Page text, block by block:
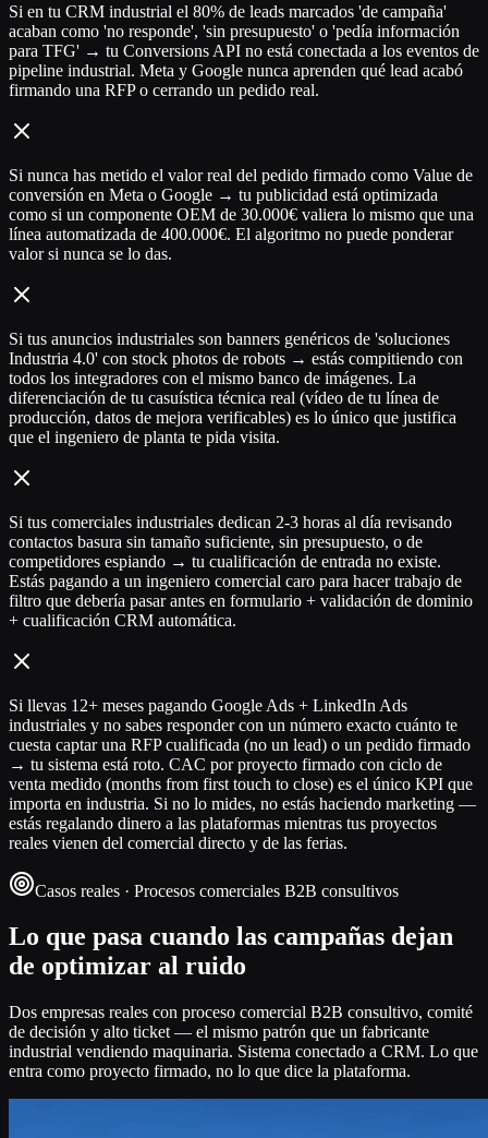
Si en tu CRM industrial el 80% de leads marcados 'de campaña'
acaban como 'no responde', 'sin presupuesto' o 'pedía información
para TFG' → tu Conversions API no está conectada a los eventos de
pipeline industrial. Meta y Google nunca aprenden qué lead acabó
firmando una RFP o cerrando un pedido real.
Si nunca has metido el valor real del pedido firmado como Value de
conversión en Meta o Google → tu publicidad está optimizada
como si un componente OEM de 30.000€ valiera lo mismo que una
línea automatizada de 400.000€. El algoritmo no puede ponderar
valor si nunca se lo das.
Si tus anuncios industriales son banners genéricos de 'soluciones
Industria 4.0' con stock photos de robots → estás compitiendo con
todos los integradores con el mismo banco de imágenes. La
diferenciación de tu casuística técnica real (vídeo de tu línea de
producción, datos de mejora verificables) es lo único que justifica
que el ingeniero de planta te pida visita.
Si tus comerciales industriales dedican 2-3 horas al día revisando
contactos basura sin tamaño suficiente, sin presupuesto, o de
competidores espiando → tu cualificación de entrada no existe.
Estás pagando a un ingeniero comercial caro para hacer trabajo de
filtro que debería pasar antes en formulario + validación de dominio
+ cualificación CRM automática.
Si llevas 12+ meses pagando Google Ads + LinkedIn Ads
industriales y no sabes responder con un número exacto cuánto te
cuesta captar una RFP cualificada (no un lead) o un pedido firmado
→ tu sistema está roto. CAC por proyecto firmado con ciclo de
venta medido (months from first touch to close) es el único KPI que
importa en industria. Si no lo mides, no estás haciendo marketing —
estás regalando dinero a las plataformas mientras tus proyectos
reales vienen del comercial directo y de las ferias.
Casos reales · Procesos comerciales B2B consultivos
Lo que pasa cuando las campañas dejan
de optimizar al ruido
Dos empresas reales con proceso comercial B2B consultivo, comité
de decisión y alto ticket — el mismo patrón que un fabricante
industrial vendiendo maquinaria. Sistema conectado a CRM. Lo que
entra como proyecto firmado, no lo que dice la plataforma.